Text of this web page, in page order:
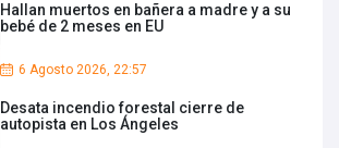
Hallan muertos en bañera a madre y a su
bebé de 2 meses en EU
6 Agosto 2026, 22:57
Desata incendio forestal cierre de
autopista en Los Ángeles